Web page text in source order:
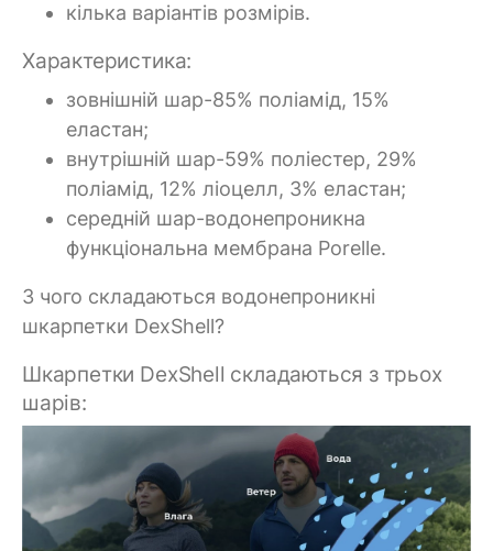
кілька варіантів розмірів.
Характеристика:
зовнішній шар-85% поліамід, 15%
еластан;
внутрішній шар-59% поліестер, 29%
поліамід, 12% ліоцелл, 3% еластан;
середній шар-водонепроникна
функціональна мембрана Porelle.
З чого складаються водонепроникні
шкарпетки DexShell?
Шкарпетки DexShell складаються з трьох
шарів: